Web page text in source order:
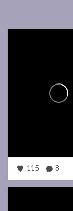
115 8